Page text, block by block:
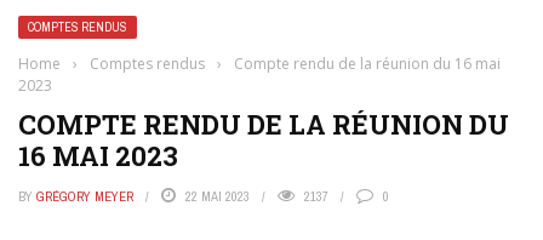
COMPTES RENDUS
Home › Comptes rendus ›
Compte rendu de la réunion du 16 mai
2023
COMPTE RENDU DE LA RÉUNION DU
16 MAI 2023
BY GRÉGORY MEYER 22 MAI 2023 2137 0